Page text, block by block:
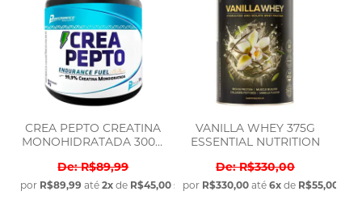
CREA PEPTO CREATINA
MONOHIDRATADA 300G
R$89,99
por R$89,99 até 2x de R$45,00 sem juros
VANILLA WHEY 375G
ESSENTIAL NUTRITION
R$330,00
por R$330,00até 6xde R$55,00